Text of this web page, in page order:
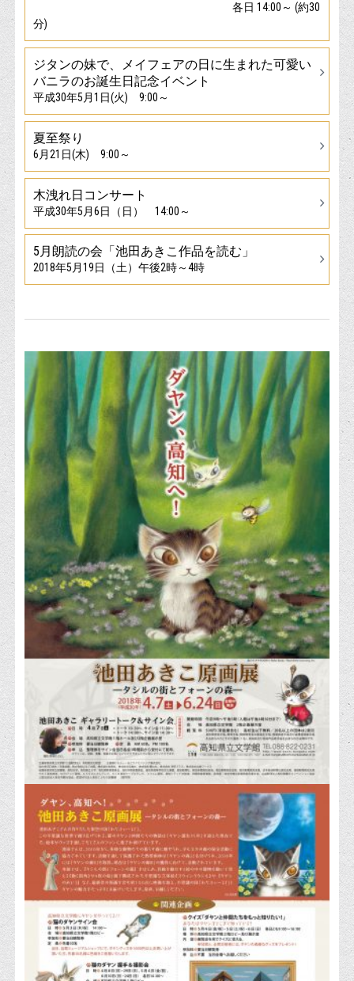
各日 14:00～ (約30
分)
ジタンの妹で、メイフェアの日に生まれた可愛い
バニラのお誕生日記念イベント
平成30年5月1日(火) 9:00～
夏至祭り
6月21日(木) 9:00～
木洩れ日コンサート
平成30年5月6日（日） 14:00～
5月朗読の会「池田あきこ作品を読む」
2018年5月19日（土）午後2時～4時